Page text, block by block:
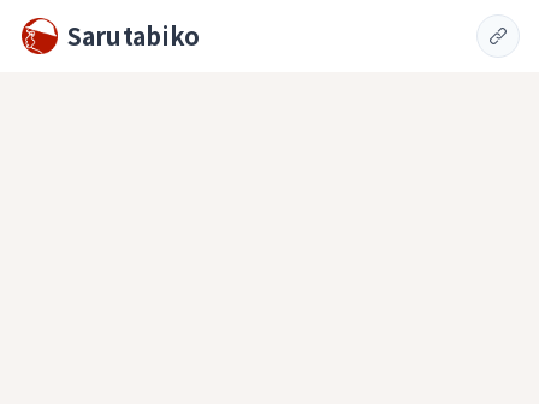
Sarutabiko